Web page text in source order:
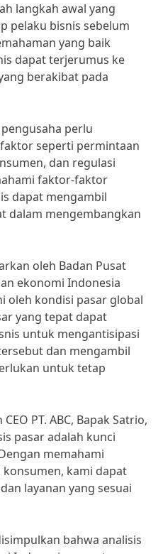
langkah awal yang
pelaku bisnis sebelum
yang baik
dapat terjerumus ke
berakibat pada
perlu
seperti permintaan
dan regulasi
faktor-faktor
dapat mengambil
dalam mengembangkan
oleh Badan Pusat
ekonomi Indonesia
oleh kondisi pasar global
yang tepat dapat
untuk mengantisipasi
dan mengambil
untuk tetap
PT. ABC, Bapak Satrio,
pasar adalah kunci
memahami
kami dapat
layanan yang sesuai
bahwa analisis